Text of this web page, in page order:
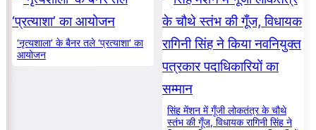
‘नृत्यशाला’ के बैनर तले ‘प्रत्याशा’ का
आयोजन
सिंह मेंशन में गूँजी लोकतंत्र के चौथे
स्तंभ की गूँज, विधायक रागिनी सिंह ने